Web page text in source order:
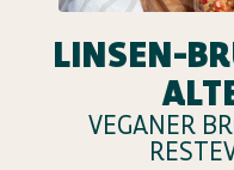
LINSEN-
VEGANER